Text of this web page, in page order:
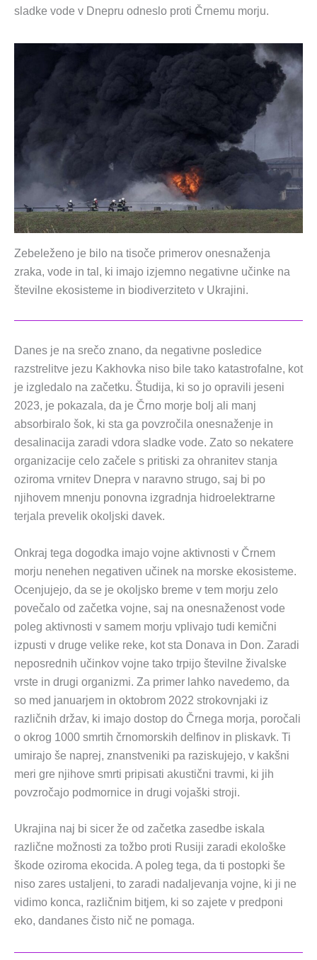
sladke vode v Dnepru odneslo proti Črnemu morju.
Zebeleženo je bilo na tisoče primerov onesnaženja
zraka, vode in tal, ki imajo izjemno negativne učinke na
številne ekosisteme in biodiverziteto v Ukrajini.
Danes je na srečo znano, da negativne posledice
razstrelitve jezu Kakhovka niso bile tako katastrofalne, kot
je izgledalo na začetku. Študija, ki so jo opravili jeseni
2023, je pokazala, da je Črno morje bolj ali manj
absorbiralo šok, ki sta ga povzročila onesnaženje in
desalinacija zaradi vdora sladke vode. Zato so nekatere
organizacije celo začele s pritiski za ohranitev stanja
oziroma vrnitev Dnepra v naravno strugo, saj bi po
njihovem mnenju ponovna izgradnja hidroelektrarne
terjala prevelik okoljski davek.
Onkraj tega dogodka imajo vojne aktivnosti v Črnem
morju nenehen negativen učinek na morske ekosisteme.
Ocenjujejo, da se je okoljsko breme v tem morju zelo
povečalo od začetka vojne, saj na onesnaženost vode
poleg aktivnosti v samem morju vplivajo tudi kemični
izpusti v druge velike reke, kot sta Donava in Don. Zaradi
neposrednih učinkov vojne tako trpijo številne živalske
vrste in drugi organizmi. Za primer lahko navedemo, da
so med januarjem in oktobrom 2022 strokovnjaki iz
različnih držav, ki imajo dostop do Črnega morja, poročali
o okrog 1000 smrtih črnomorskih delfinov in pliskavk. Ti
umirajo še naprej, znanstveniki pa raziskujejo, v kakšni
meri gre njihove smrti pripisati akustični travmi, ki jih
povzročajo podmornice in drugi vojaški stroji.
Ukrajina naj bi sicer že od začetka zasedbe iskala
različne možnosti za tožbo proti Rusiji zaradi ekološke
škode oziroma ekocida. A poleg tega, da ti postopki še
niso zares ustaljeni, to zaradi nadaljevanja vojne, ki ji ne
vidimo konca, različnim bitjem, ki so zajete v predponi
eko, dandanes čisto nič ne pomaga.